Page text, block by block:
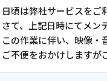
日頃は弊社サービスをご
さて、上記日時にてメン
この作業に伴い、映像・
ご不便をおかけしますが